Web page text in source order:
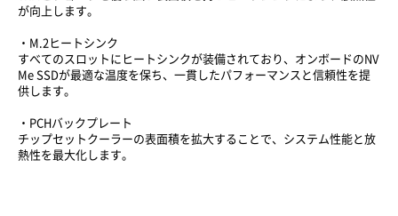
が向上します。
・M.2ヒートシンク
すべてのスロットにヒートシンクが装備されており、オンボードのNV
Me SSDが最適な温度を保ち、一貫したパフォーマンスと信頼性を提
供します。
・PCHバックプレート
チップセットクーラーの表面積を拡大することで、システム性能と放
熱性を最大化します。